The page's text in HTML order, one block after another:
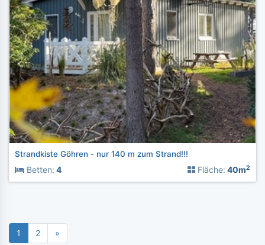
Strandkiste Göhren - nur 140 m zum Strand!!!
Betten: 4 Fläche: 40m2
1 2 »